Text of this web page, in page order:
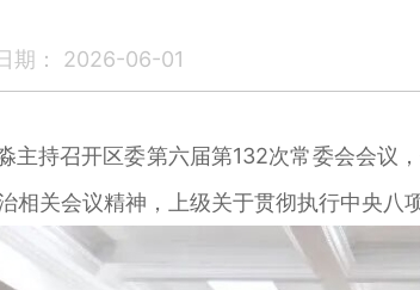
期： 2026-06-01
召开区委第六届第132次常委会会议
相关会议精神，上级关于贯彻执行中央八